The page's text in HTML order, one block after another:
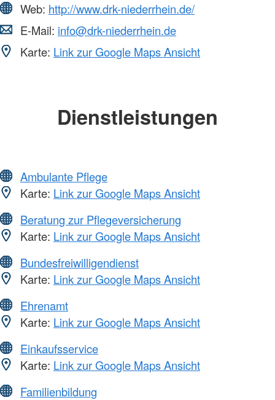
Web: http://www.drk-niederrhein.de/
E-Mail: info@drk-niederrhein.de
Karte: Link zur Google Maps Ansicht
Dienstleistungen
Ambulante Pflege
Karte: Link zur Google Maps Ansicht
Beratung zur Pflegeversicherung
Karte: Link zur Google Maps Ansicht
Bundesfreiwilligendienst
Karte: Link zur Google Maps Ansicht
Ehrenamt
Karte: Link zur Google Maps Ansicht
Einkaufsservice
Karte: Link zur Google Maps Ansicht
Familienbildung